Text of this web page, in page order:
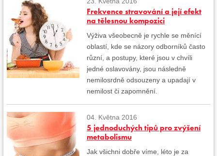
Frekvence stravování a její efekt
na tělesnou kompozici
Výživa všeobecně je rychle se měnící
oblastí, kde se názory odborníků často
různí, a postupy, které jsou v chvíli
jedné oslavovány, jsou následně
nemilosrdně odsouzeny a upadají v
nemilost či zapomnění.
04. Května 2016
5 jednoduchých tipů pro zvýšení
metabolismu
Jak všichni dobře víme, léto je za